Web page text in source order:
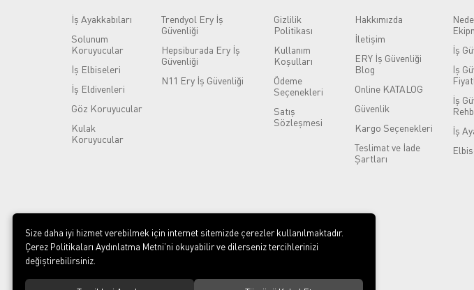
İş Ayakkabıları
Solunum
Koruyucular
İş Elbiseleri
İş Eldivenleri
Göz Koruyucular
Kulak
Koruyucular
Trendyol Ery İş
Güvenliği
Hepsiburada Ery İş
Güvenliği
N11 Ery İş Güvenliği
Gizlilik
Politikası
Kullanım
Koşulları
Ödeme
Seçenekleri
Satış
Sözleşmesi
Hakkımızda
İletişim
ERY İş Güvenliği
Blog
Online KATALOG
Güvenlik
Kargo Seçenekleri
Teslimat ve İade
Şartları
İş
İş
İş
İş
Size daha iyi hizmet verebilmek için internet sitemizde çerezler kullanılmaktadır.
Çerez Politikaları Aydınlatma Metni’ni okuyabilir ve dilerseniz tercihlerinizi
değiştirebilirsiniz.